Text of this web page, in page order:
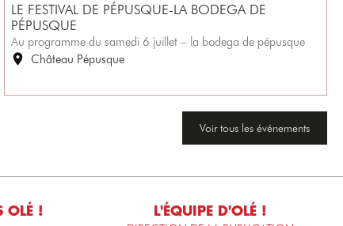
LE FESTIVAL DE PÉPUSQUE-LA BODEGA DE
PÉPUSQUE
Au programme du samedi 6 juillet – la bodega de pépusque
Château Pépusque
Voir tous les événements
OLÉ ! L'ÉQUIPE D'OLÉ !